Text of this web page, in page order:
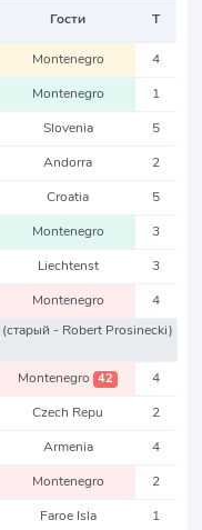
Гости Т
Montenegro 4
Montenegro 1
Slovenia 5
Andorra 2
Croatia 5
Montenegro 3
Liechtenst 3
Montenegro
4
(старый - Robert Prosinecki)
Montenegro 42 4
Czech Repu 2
Armenia 4
Montenegro 2
Faroe Isla 1